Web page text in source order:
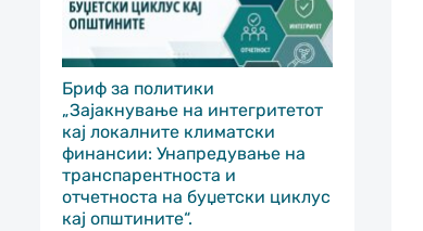
Бриф за политики
„Зајакнување на интегритетот
кај локалните климатски
финансии: Унапредување на
транспарентноста и
отчетноста на буџетски циклус
кај општините“.